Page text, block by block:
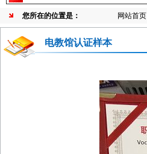
您所在的位置是： 网站首页
电教馆认证样本